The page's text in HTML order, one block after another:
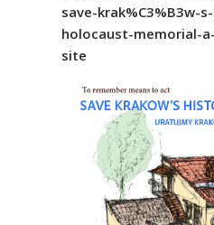
save-krak%C3%B3w-
holocaust-memorial-
site